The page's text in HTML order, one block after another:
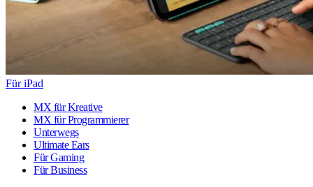
Für iPad
MX für Kreative
MX für Programmierer
Unterwegs
Ultimate Ears
Für Gaming
Für Business